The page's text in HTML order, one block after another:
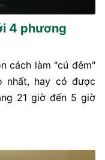
4 phương
cách làm "cú đêm"
nhất, hay có được
21 giờ đến 5 giờ